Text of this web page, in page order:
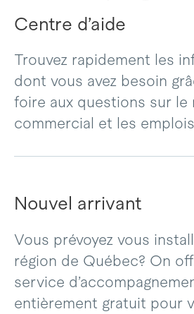
Centre d’aide
Trouvez rapidement les
dont vous avez besoin
foire aux questions sur le
commercial et les
Nouvel arrivant
Vous prévoyez vous
région de Québec? On
service
entièrement gratuit pour